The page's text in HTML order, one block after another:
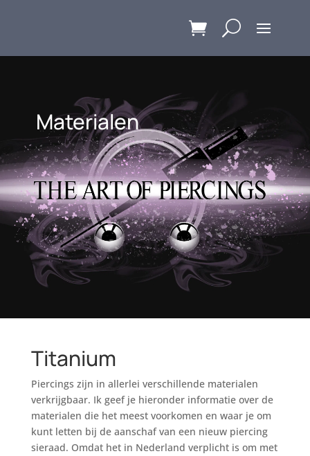
Materialen
Titanium
Piercings zijn in allerlei verschillende materialen
verkrijgbaar. Ik geef je hieronder informatie over de
materialen die het meest voorkomen en waar je om
kunt letten bij de aanschaf van een nieuw piercing
sieraad. Omdat het in Nederland verplicht is om met